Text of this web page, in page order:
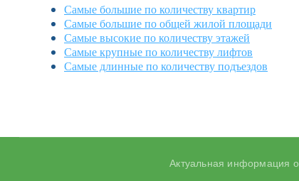
Самые большие по количеству квартир
Самые большие по общей жилой площади
Самые высокие по количеству этажей
Самые крупные по количеству лифтов
Самые длинные по количеству подъездов
Актуальная информация о